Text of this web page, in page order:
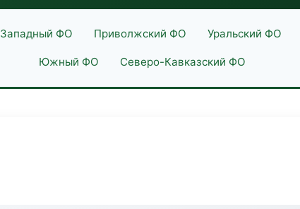
ФО Приволжский ФО Уральский ФО
Южный ФО Северо-Кавказский ФО